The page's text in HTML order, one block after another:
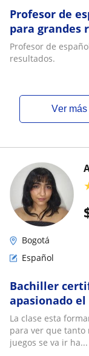
Profesor de
para grandes
Profesor de
resultados.
ver más
Bogotá
Español
Bachiller
apasionado
aaprender
manera
La clase esta
para ver que tanto
juegos se va ir ha...